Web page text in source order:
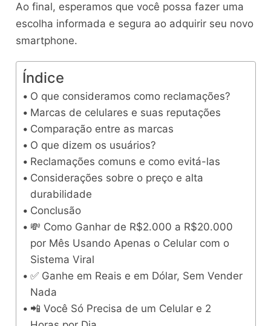
Ao final, esperamos que você possa fazer uma
escolha informada e segura ao adquirir seu novo
smartphone.
Índice
O que consideramos como reclamações?
Marcas de celulares e suas reputações
Comparação entre as marcas
O que dizem os usuários?
Reclamações comuns e como evitá-las
Considerações sobre o preço e alta
durabilidade
Conclusão
💸 Como Ganhar de R$2.000 a R$20.000
por Mês Usando Apenas o Celular com o
Sistema Viral
✅ Ganhe em Reais e em Dólar, Sem Vender
Nada
📲 Você Só Precisa de um Celular e 2